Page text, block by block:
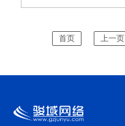
首页 上一页